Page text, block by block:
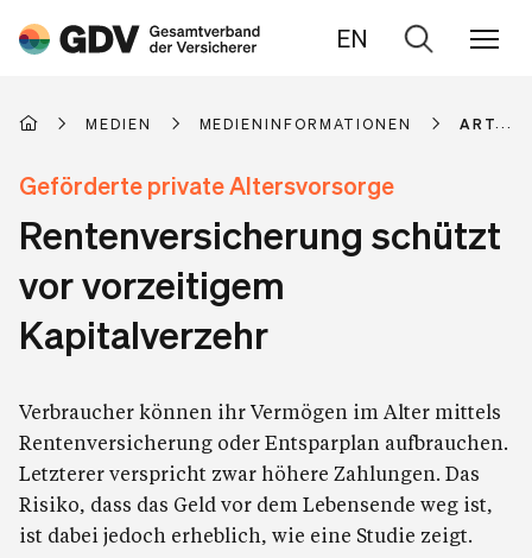
EN
Zur
MEDIEN MEDIENINFORMATIONEN
Geförderte private Altersvorsorge
Rentenversicherung schützt
vor vorzeitigem
Kapitalverzehr
Verbraucher können ihr Vermögen im Alter mittels
Rentenversicherung oder Entsparplan aufbrauchen.
Letzterer verspricht zwar höhere Zahlungen. Das
Risiko, dass das Geld vor dem Lebensende weg ist,
ist dabei jedoch erheblich, wie eine Studie zeigt.